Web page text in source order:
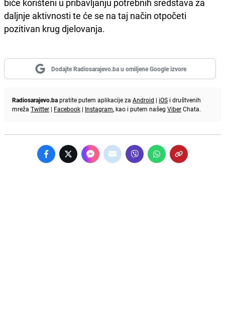
daljnje aktivnosti te će se na taj način otpočeti
pozitivan krug djelovanja.
Dodajte Radiosarajevo.ba u omiljene Google izvore
Radiosarajevo.bapratite putem aplikacije za Android | iOS i društvenih
mreža Twitter | Facebook | Instagram, kao i putem našeg ViberChata.